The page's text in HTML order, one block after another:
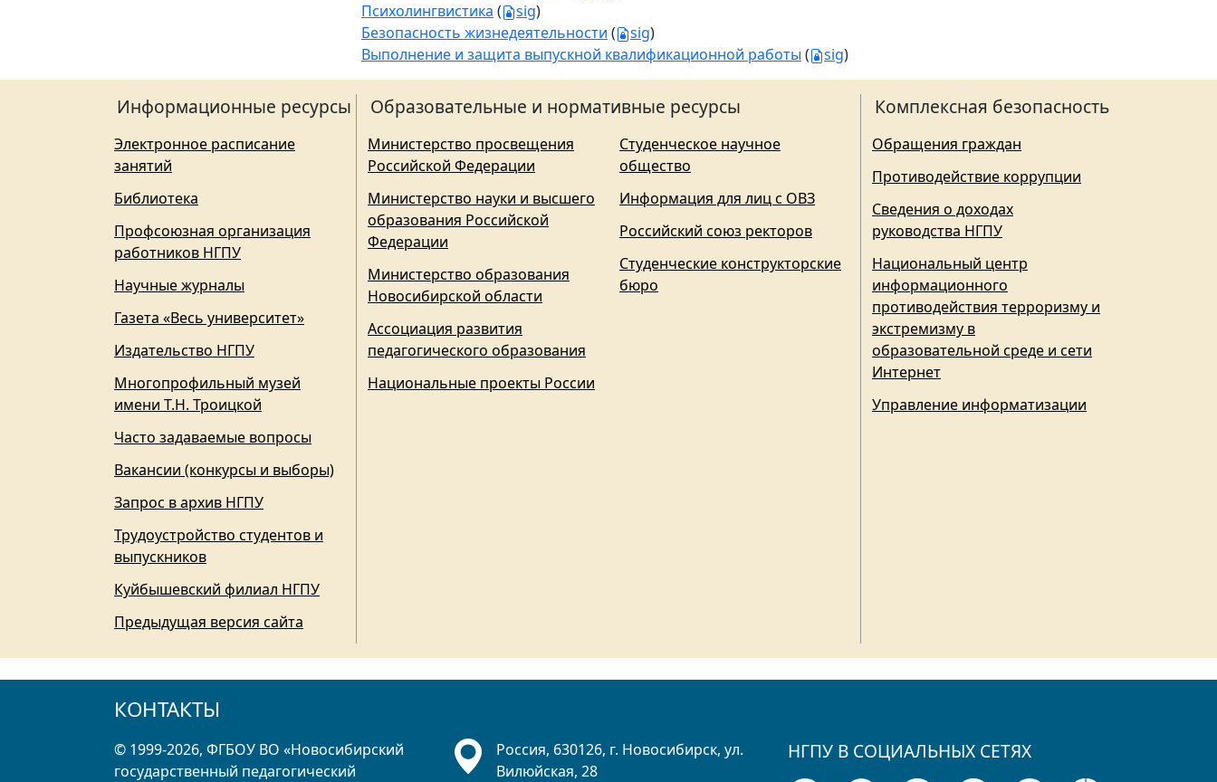
Психолингвистика ( sig)
Безопасность жизнедеятельности ( sig)
Выполнение и защита выпускной квалификационной работы ( sig)
Информационные ресурсы
Электронное расписание
занятий
Библиотека
Профсоюзная организация
работников НГПУ
Научные журналы
Газета «Весь университет»
Издательство НГПУ
Многопрофильный музей
имени Т.Н. Троицкой
Часто задаваемые вопросы
Вакансии (конкурсы и выборы)
Запрос в архив НГПУ
Трудоустройство студентов и
выпускников
Куйбышевский филиал НГПУ
Предыдущая версия сайта
Образовательные и нормативные ресурсы
Министерство просвещения
Российской Федерации
Министерство науки и высшего
образования Российской
Федерации
Министерство образования
Новосибирской области
Ассоциация развития
педагогического образования
Национальные проекты России
Студенческое научное
общество
Информация для лиц с ОВЗ
Российский союз ректоров
Студенческие конструкторские
бюро
Комплексная безопасность
Обращения граждан
Противодействие коррупции
Сведения о доходах
руководства НГПУ
Национальный центр
информационного
противодействия терроризму и
экстремизму в
образовательной среде и сети
Интернет
Управление информатизации
КОНТАКТЫ
© 1999-2026, ФГБОУ ВО «Новосибирский
государственный педагогический
Россия, 630126, г. Новосибирск, ул.
Вилюйская, 28
НГПУ В СОЦИАЛЬНЫХ СЕТЯХ